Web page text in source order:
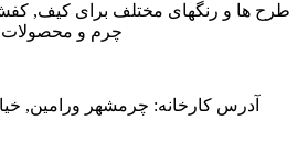
طرح ها و رنگهای مختلف برای کیف, کفش
چرم و محصولات